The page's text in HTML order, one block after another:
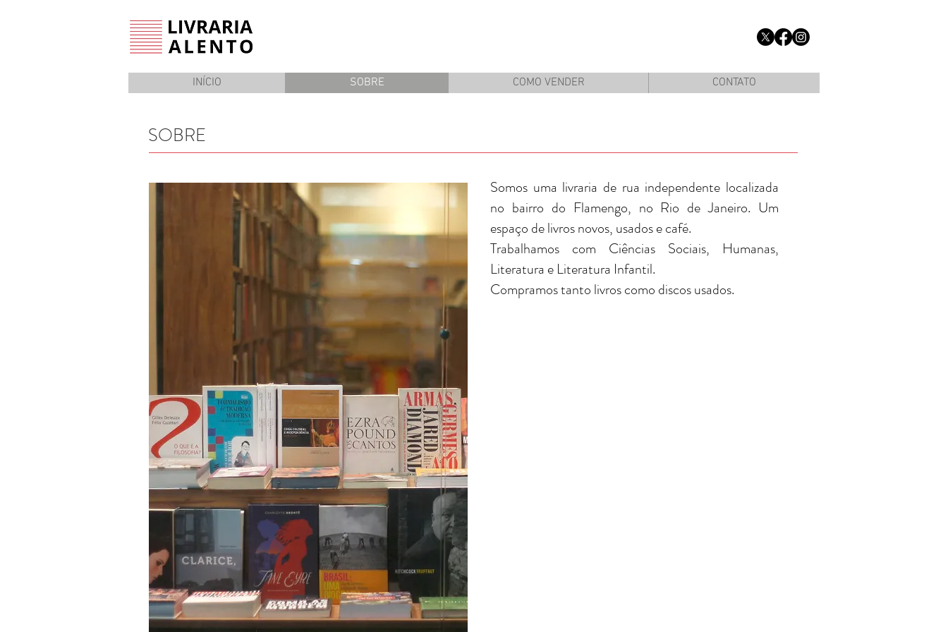
INÍCIO SOBRE COMO VENDER CONTATO
SOBRE
Somos uma livraria de rua independente localizada
no bairro do Flamengo, no Rio de Janeiro. Um
espaço de livros novos, usados e café.
Trabalhamos com Ciências Sociais, Humanas,
Literatura e Literatura Infantil.
Compramos tanto livros como discos usados.